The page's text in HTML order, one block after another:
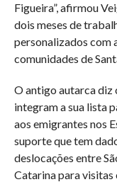
Figueira”, afirmou
dois meses de
personalizados com
comunidades de
O antigo autarca diz
integram a sua lista
aos emigrantes nos
suporte que tem
deslocações entre
Catarina para